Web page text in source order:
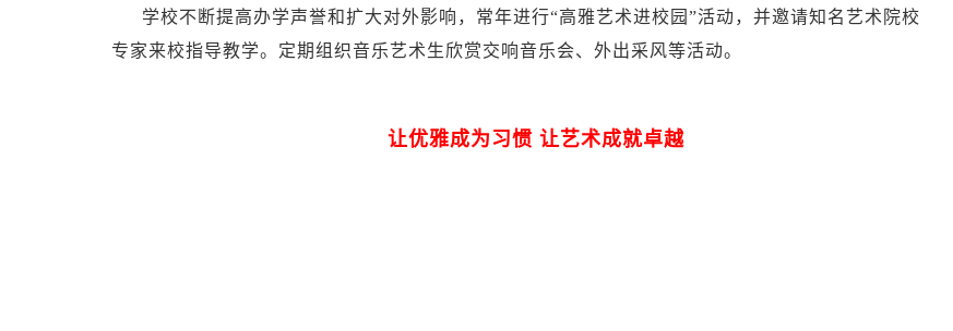
学校不断提高办学声誉和扩大对外影响，常年进行“高雅艺术进校园”活动，并邀请知名艺术院校
专家来校指导教学。定期组织音乐艺术生欣赏交响音乐会、外出采风等活动。
让优雅成为习惯 让艺术成就卓越